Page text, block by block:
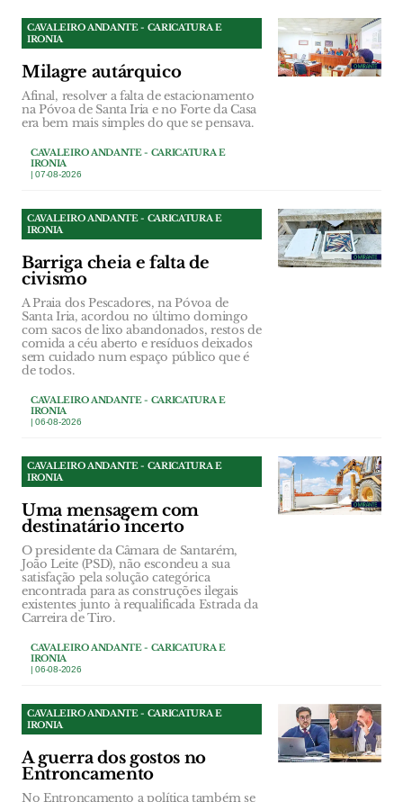
CAVALEIRO ANDANTE - CARICATURA E
IRONIA
Milagre autárquico
Afinal, resolver a falta de estacionamento
na Póvoa de Santa Iria e no Forte da Casa
era bem mais simples do que se pensava.
CAVALEIRO ANDANTE - CARICATURA E
IRONIA
| 07-08-2026
CAVALEIRO ANDANTE - CARICATURA E
IRONIA
Barriga cheia e falta de
civismo
A Praia dos Pescadores, na Póvoa de
Santa Iria, acordou no último domingo
com sacos de lixo abandonados, restos de
comida a céu aberto e resíduos deixados
sem cuidado num espaço público que é
de todos.
CAVALEIRO ANDANTE - CARICATURA E
IRONIA
| 06-08-2026
CAVALEIRO ANDANTE - CARICATURA E
IRONIA
Uma mensagem com
destinatário incerto
O presidente da Câmara de Santarém,
João Leite (PSD), não escondeu a sua
satisfação pela solução categórica
encontrada para as construções ilegais
existentes junto à requalificada Estrada da
Carreira de Tiro.
CAVALEIRO ANDANTE - CARICATURA E
IRONIA
| 06-08-2026
CAVALEIRO ANDANTE - CARICATURA E
IRONIA
A guerra dos gostos no
Entroncamento
No Entroncamento a política também se